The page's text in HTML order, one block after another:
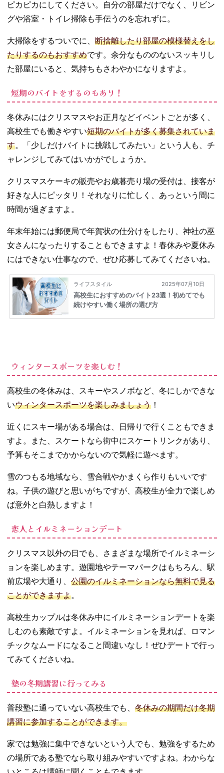
ピカピカにしてください。自分の部屋だけでなく、リビン
グや浴室・トイレ掃除も手伝うのを忘れずに。
大掃除をするついでに、 断捨離したり部屋の模様替えをし
たりするのもおすすめです。余分なもののないスッキリし
た部屋にいると、気持ちもさわやかになりますよ。
短期のバイトをするのもあり！
冬休みにはクリスマスやお正月などイベントごとが多く、
高校生でも働きやすい短期のバイトが多く募集されていま
す。「少しだけバイトに挑戦してみたい」という人も、チ
ャレンジしてみてはいかがでしょうか。
クリスマスケーキの販売やお歳暮売り場の受付は、接客が
好きな人にピッタリ！それなりに忙しく、あっという間に
時間が過ぎますよ。
年末年始には郵便局で年賀状の仕分けをしたり、神社の巫
女さんになったりすることもできますよ！春休みや夏休み
にはできない仕事なので、ぜひ応募してみてくださいね。
ウィンタースポーツを楽しむ！
高校生の冬休みは、スキーやスノボなど、冬にしかできな
いウィンタースポーツを楽しみましょう ！
近くにスキー場がある場合は、日帰りで行くこともできま
すよ。また、スケートなら街中にスケートリンクがあり、
予算もそこまでかからないので気軽に遊べます。
雪のつもる地域なら、雪合戦やかまくら作りもいいです
ね。子供の遊びと思いがちですが、高校生が全力で楽しめ
ば意外と白熱しますよ！
恋人とイルミネーションデート
クリスマス以外の日でも、さまざまな場所でイルミネーシ
ョンを楽しめます。遊園地やテーマパークはもちろん、駅
前広場や大通り、 公園のイルミネーションなら無料で見る
ことができますよ。
高校生カップルは冬休み中にイルミネーションデートを楽
しむのも素敵ですよ。イルミネーションを見れば、ロマン
チックなムードになること間違いなし！ぜひデートで行っ
てみてくださいね。
塾の冬期講習に行ってみる
普段塾に通っていない高校生でも、 冬休みの期間だけ冬期
講習に参加することができます。
家では勉強に集中できないという人でも、勉強をするため
の場所である塾でなら取り組みやすいですよね。わからな